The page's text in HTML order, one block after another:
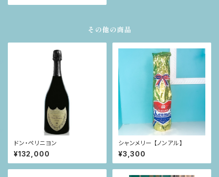
その他の商品
ドン・ペリニヨン
¥132,000
シャンメリー 【ノンアル】
¥3,300